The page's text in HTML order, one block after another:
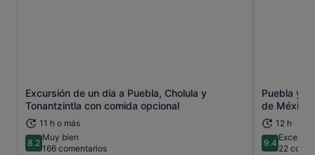
Excursión de un día a Puebla, Cholula y
Tonantzintla con comida opcional
11 h o más
8.28.2 sobre 10
Muy bien
166 comentarios
Se abre en una pestaña nueva
Puebla y
de México
12 h
9.49.4 sobre
22